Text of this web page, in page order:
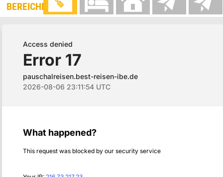
BEREICHE